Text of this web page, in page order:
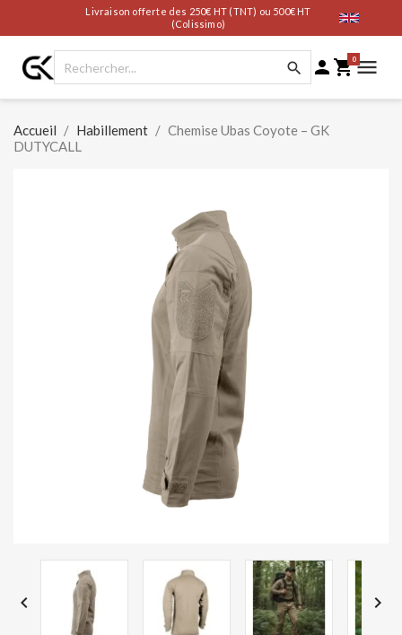
Livraison offerte des 250€ HT (TNT) ou 500€ HT
(Colissimo)
  0
Accueil Habillement
Chemise Ubas Coyote – GK
DUTYCALL
 